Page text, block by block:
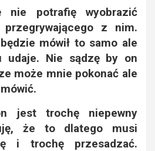
nie potrafię wyobrazić
z nim.
mówił to samo ale
udaje. Nie sądzę by on
może mnie pokonać ale
jest trochę niepewny
że to dlatego musi
i trochę przesadzać.